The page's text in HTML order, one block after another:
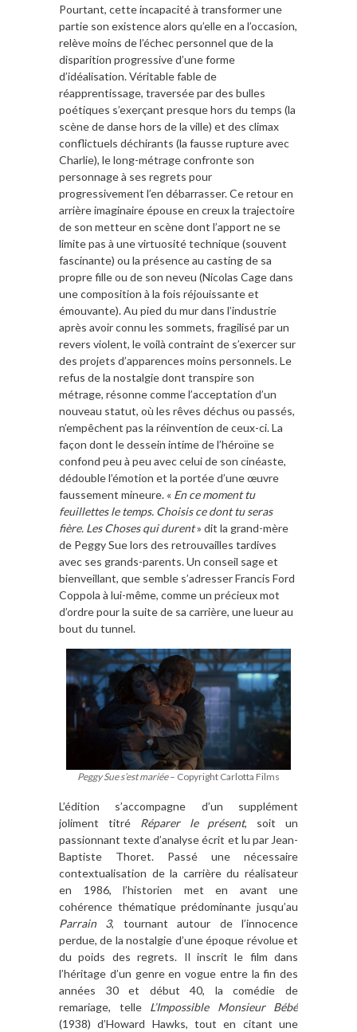
Pourtant, cette incapacité à transformer une
partie son existence alors qu’elle en a l’occasion,
relève moins de l’échec personnel que de la
disparition progressive d’une forme
d’idéalisation. Véritable fable de
réapprentissage, traversée par des bulles
poétiques s’exerçant presque hors du temps (la
scène de danse hors de la ville) et des climax
conflictuels déchirants (la fausse rupture avec
Charlie), le long-métrage confronte son
personnage à ses regrets pour
progressivement l’en débarrasser. Ce retour en
arrière imaginaire épouse en creux la trajectoire
de son metteur en scène dont l’apport ne se
limite pas à une virtuosité technique (souvent
fascinante) ou la présence au casting de sa
propre fille ou de son neveu (Nicolas Cage dans
une composition à la fois réjouissante et
émouvante). Au pied du mur dans l’industrie
après avoir connu les sommets, fragilisé par un
revers violent, le voilà contraint de s’exercer sur
des projets d’apparences moins personnels. Le
refus de la nostalgie dont transpire son
métrage, résonne comme l’acceptation d’un
nouveau statut, où les rêves déchus ou passés,
n’empêchent pas la réinvention de ceux-ci. La
façon dont le dessein intime de l’héroïne se
confond peu à peu avec celui de son cinéaste,
dédouble l’émotion et la portée d’une œuvre
faussement mineure. « En ce moment tu
feuillettes le temps. Choisis ce dont tu seras
fière. Les Choses qui durent» dit la grand-mère
de Peggy Sue lors des retrouvailles tardives
avec ses grands-parents. Un conseil sage et
bienveillant, que semble s’adresser Francis Ford
Coppola à lui-même, comme un précieux mot
d’ordre pour la suite de sa carrière, une lueur au
bout du tunnel.
Peggy Sue s’est mariée– Copyright Carlotta Films
L’édition s’accompagne d’un supplément
joliment titré Réparer le présent, soit un
passionnant texte d’analyse écrit et lu par Jean-
Baptiste Thoret. Passé une nécessaire
contextualisation de la carrière du réalisateur
en 1986, l’historien met en avant une
cohérence thématique prédominante jusqu’au
Parrain 3, tournant autour de l’innocence
perdue, de la nostalgie d’une époque révolue et
du poids des regrets. Il inscrit le film dans
l’héritage d’un genre en vogue entre la fin des
années 30 et début 40, la comédie de
remariage, telle L’Impossible Monsieur Bébé
(1938) d’Howard Hawks, tout en citant une